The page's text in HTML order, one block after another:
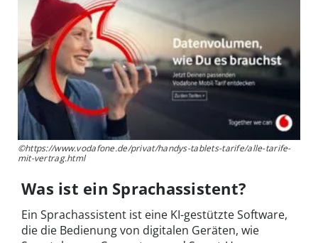
©https://www.vodafone.de/privat/handys-tablets-tarife/alle-tarife-
mit-vertrag.html
Was ist ein Sprachassistent?
Ein Sprachassistent ist eine KI-gestützte Software,
die die Bedienung von digitalen Geräten, wie